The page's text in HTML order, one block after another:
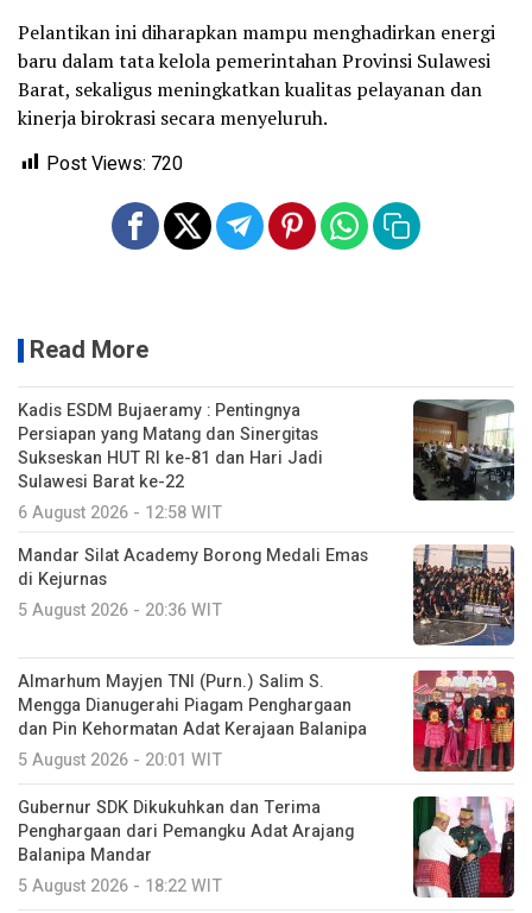
Pelantikan ini diharapkan mampu menghadirkan energi
baru dalam tata kelola pemerintahan Provinsi Sulawesi
Barat, sekaligus meningkatkan kualitas pelayanan dan
kinerja birokrasi secara menyeluruh.
Post Views: 720
Read More
Kadis ESDM Bujaeramy : Pentingnya
Persiapan yang Matang dan Sinergitas
Sukseskan HUT RI ke-81 dan Hari Jadi
Sulawesi Barat ke-22
6 August 2026 - 12:58 WIT
Mandar Silat Academy Borong Medali Emas
di Kejurnas
5 August 2026 - 20:36 WIT
Almarhum Mayjen TNI (Purn.) Salim S.
Mengga Dianugerahi Piagam Penghargaan
dan Pin Kehormatan Adat Kerajaan Balanipa
5 August 2026 - 20:01 WIT
Gubernur SDK Dikukuhkan dan Terima
Penghargaan dari Pemangku Adat Arajang
Balanipa Mandar
5 August 2026 - 18:22 WIT